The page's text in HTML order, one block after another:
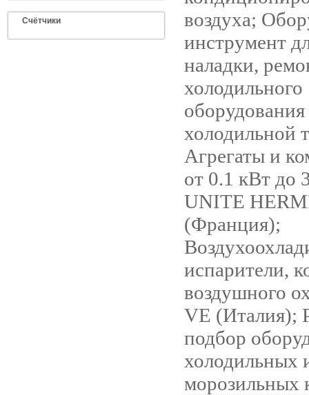
Счётчики
воздуха;
инструмент
наладки,
холодильного
холодильной
Агрегаты и
от 0.1 кВт до
UNITE
(Франция);
испарители,
воздушного
VE (Италия);
подбор
холодильных
морозильных